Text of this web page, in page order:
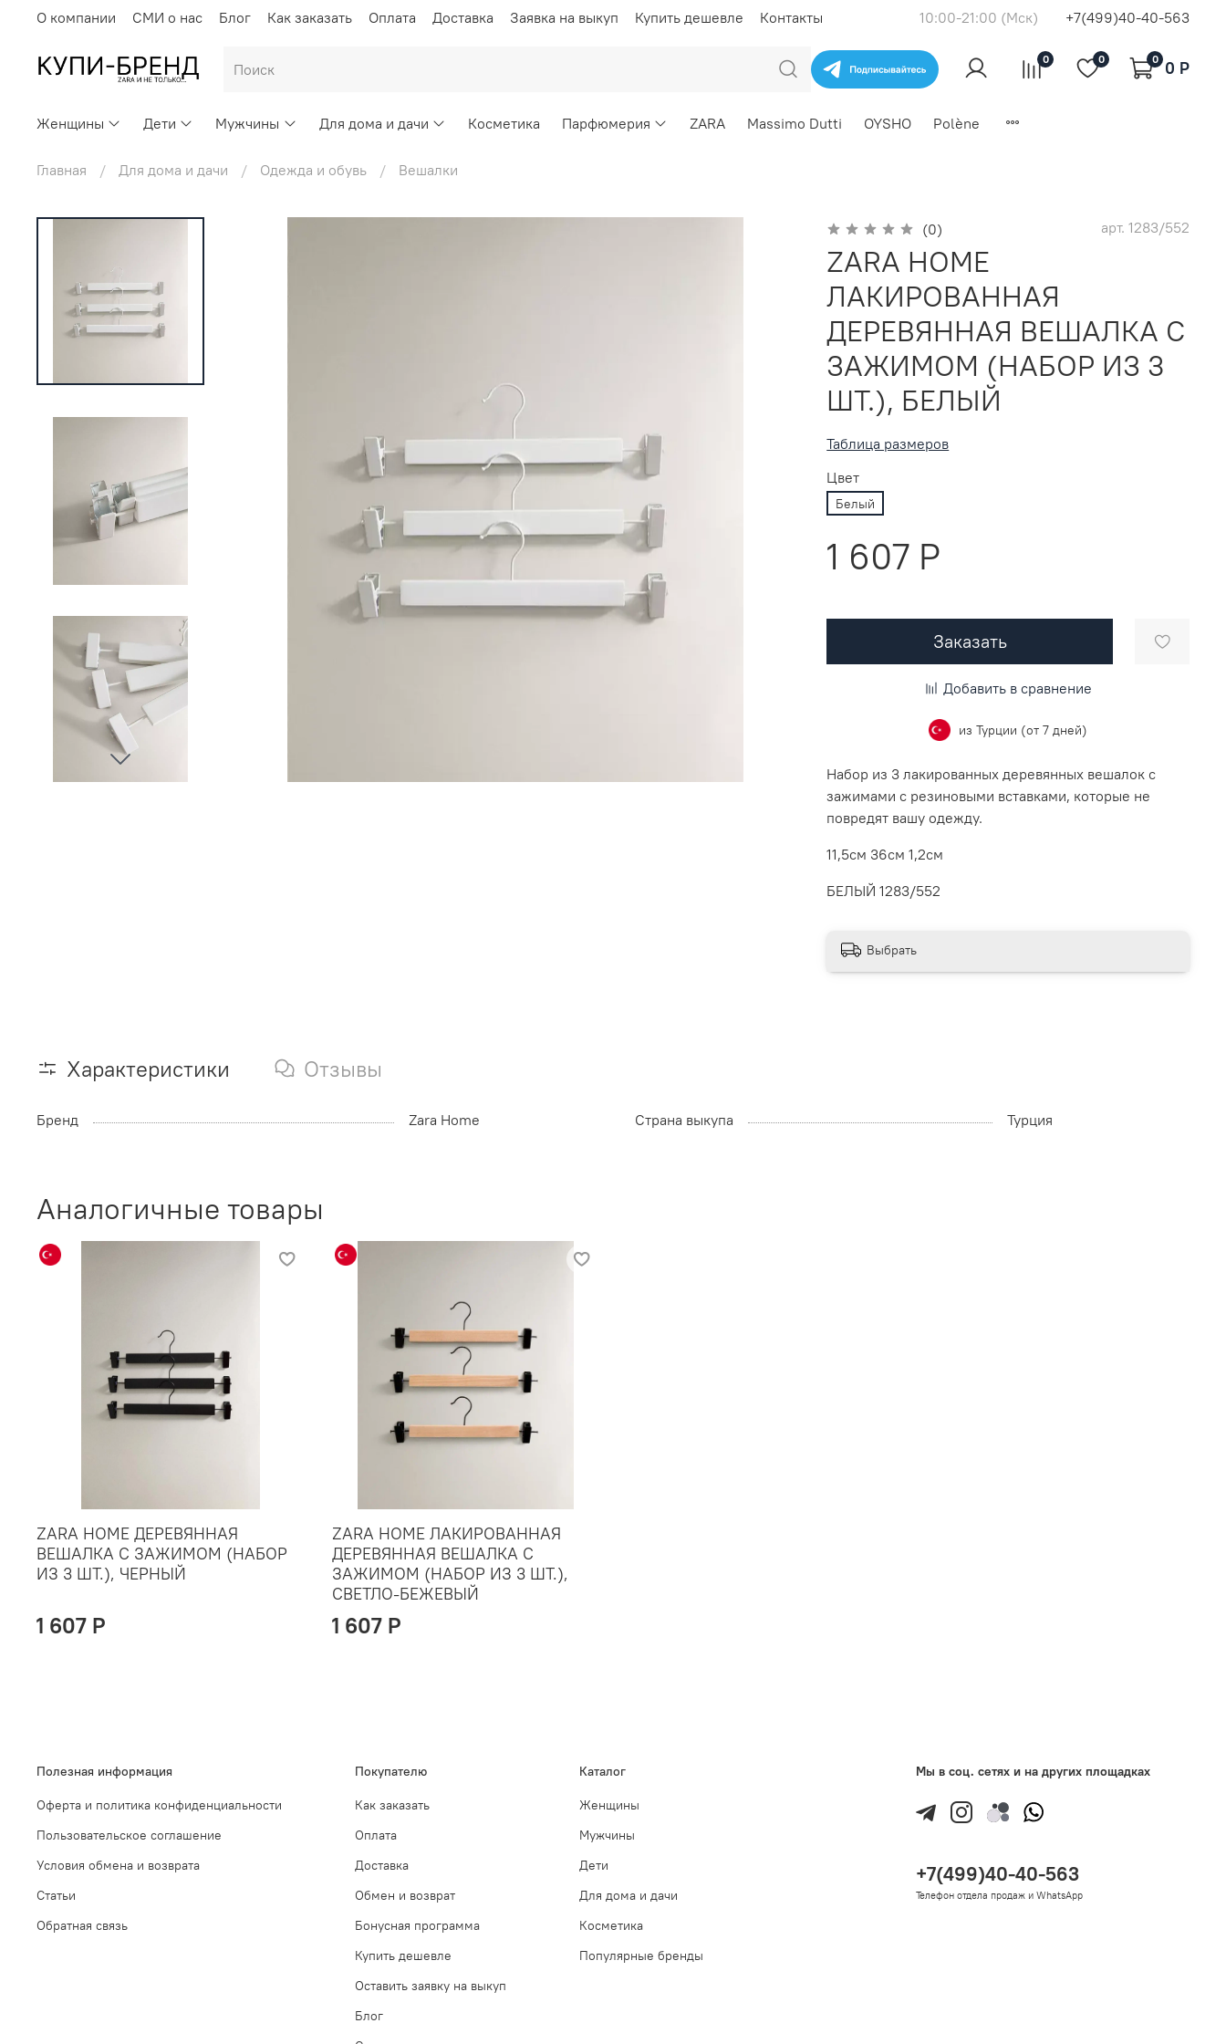
О компании СМИ о нас Блог Как заказать Оплата Доставка Заявка на выкуп Купить дешевле Контакты 10:00-21:00 (Мск) +7(499)40-40-563
0 0 0 0 P
Женщины Дети Мужчины Для дома и дачи Косметика Парфюмерия ZARA Massimo Dutti OYSHO Polène
Главная Для дома и дачи Одежда и обувь Вешалки
(0) арт. 1283/552
ZARA HOME
ЛАКИРОВАННАЯ
ДЕРЕВЯННАЯ ВЕШАЛКА С
ЗАЖИМОМ (НАБОР ИЗ 3
ШТ.), БЕЛЫЙ
Таблица размеров
Цвет
Белый
1 607 P
Заказать
Добавить в сравнение
из Турции (от 7 дней)
Набор из 3 лакированных деревянных вешалок с
зажимами с резиновыми вставками, которые не
повредят вашу одежду.
11,5см 36см 1,2см
БЕЛЫЙ 1283/552
Выбрать
Характеристики Отзывы
Бренд Zara Home Страна выкупа Турция
Аналогичные товары
ZARA HOME ДЕРЕВЯННАЯ
ВЕШАЛКА С ЗАЖИМОМ (НАБОР
ИЗ 3 ШТ.), ЧЕРНЫЙ
1 607 P
ZARA HOME ЛАКИРОВАННАЯ
ДЕРЕВЯННАЯ ВЕШАЛКА С
ЗАЖИМОМ (НАБОР ИЗ 3 ШТ.),
СВЕТЛО-БЕЖЕВЫЙ
1 607 P
Полезная информация
Оферта и политика конфиденциальности
Пользовательское соглашение
Условия обмена и возврата
Статьи
Обратная связь
Покупателю
Как заказать
Оплата
Доставка
Обмен и возврат
Бонусная программа
Купить дешевле
Оставить заявку на выкуп
Блог
Каталог
Женщины
Мужчины
Дети
Для дома и дачи
Косметика
Популярные бренды
Мы в соц. сетях и на других площадках
+7(499)40-40-563
Телефон отдела продаж и WhatsApp